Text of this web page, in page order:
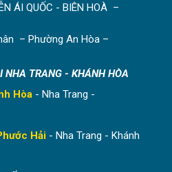
ÁI QUỐC - BIÊN HOÀ –
– Phường An Hòa –
TRANG - KHÁNH HÒA
Hòa - Nha Trang -
Hải - Nha Trang - Khánh